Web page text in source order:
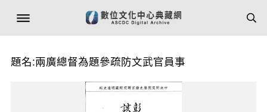
題名:兩廣總督為題參疏防文武官員事